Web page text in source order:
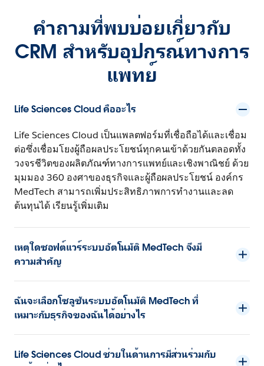
คำถามที่พบบ่อยเกี่ยวกับ
CRM สำหรับอุปกรณ์ทางการ
แพทย์
Life Sciences Cloud คืออะไร
Life Sciences Cloud เป็นแพลตฟอร์มที่เชื่อถือได้และเชื่อม
ต่อซึ่งเชื่อมโยงผู้ถือผลประโยชน์ทุกคนเข้าด้วยกันตลอดทั้ง
วงจรชีวิตของผลิตภัณฑ์ทางการแพทย์และเชิงพาณิชย์ ด้วย
มุมมอง 360 องศาของธุรกิจและผู้ถือผลประโยชน์ องค์กร
MedTech สามารถเพิ่มประสิทธิภาพการทำงานและลด
ต้นทุนได้ เรียนรู้เพิ่มเติม
เหตุใดซอฟต์แวร์ระบบอัตโนมัติ MedTech จึงมี
ความสำคัญ
ฉันจะเลือกโซลูชันระบบอัตโนมัติ MedTech ที่
เหมาะกับธุรกิจของฉันได้อย่างไร
Life Sciences Cloud ช่วยในด้านการมีส่วนร่วมกับ